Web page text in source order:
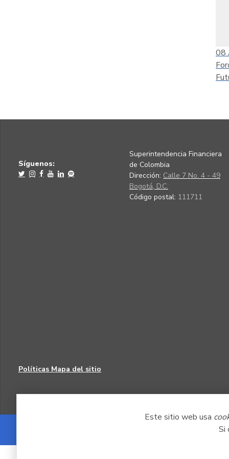
Este sitio web usa
Si
08
Síguenos:
Superintendencia Financiera
de Colombia
Dirección: Calle 7 No. 4 - 49
Bogotá, D.C.
Código postal: 111711
Políticas Mapa del sitio